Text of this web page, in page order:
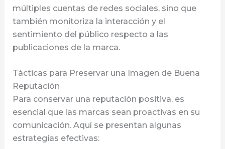
múltiples cuentas de redes sociales, sino que
también monitoriza la interacción y el
sentimiento del público respecto a las
publicaciones de la marca.
Tácticas para Preservar una Imagen de Buena
Reputación
Para conservar una reputación positiva, es
esencial que las marcas sean proactivas en su
comunicación. Aquí se presentan algunas
estrategias efectivas: